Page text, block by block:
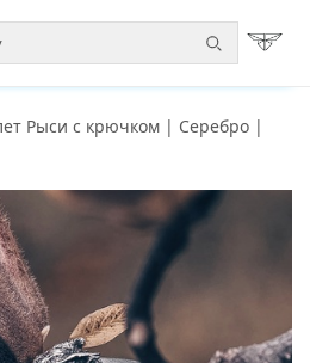
Рыси с крючком | Серебро |